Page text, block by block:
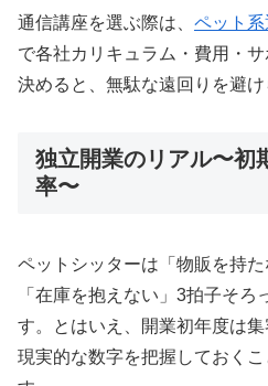
通信講座を選ぶ際は、 ペット
で各社カリキュラム・費用・
決めると、無駄な遠回りを避け
独立開業のリアル〜初
率〜
ペットシッターは「物販を持た
「在庫を抱えない」3拍子そ
す。とはいえ、開業初年度は集
現実的な数字を把握しておく